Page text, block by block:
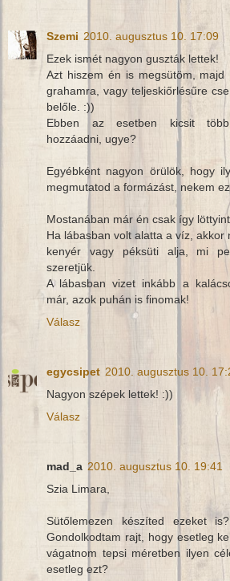
Szemi 2010. augusztus 10. 17:09
Ezek ismét nagyon guszták lettek!
Azt hiszem én is megsütöm, majd
grahamra, vagy teljeskiőrlésűre
belőle. :))
Ebben az esetben kicsit
hozzáadni, ugye?
Egyébként nagyon örülök, hogy
megmutatod a formázást, nekem
Mostanában már én csak így
Ha lábasban volt alatta a víz, akkor
kenyér vagy péksüti alja, mi
szeretjük.
A lábasban vizet inkább a
már, azok puhán is finomak!
Válasz
egycsipet 2010. augusztus 10.
Nagyon szépek lettek! :))
Válasz
mad_a 2010. augusztus 10. 19:41
Szia Limara,
Sütőlemezen készíted ezeket
Gondolkodtam rajt, hogy esetleg
vágatnom tepsi méretben ilyen
esetleg ezt?